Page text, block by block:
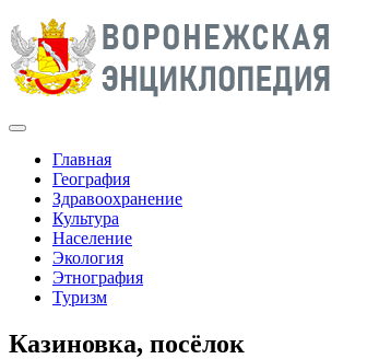
Главная
География
Здравоохранение
Культура
Население
Экология
Этнография
Туризм
Казиновка, посёлок